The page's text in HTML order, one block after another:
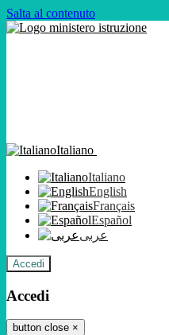
Salta al contenuto
Italiano
Italiano
English
Français
Español
عربى
Accedi
Accedi
button close ×